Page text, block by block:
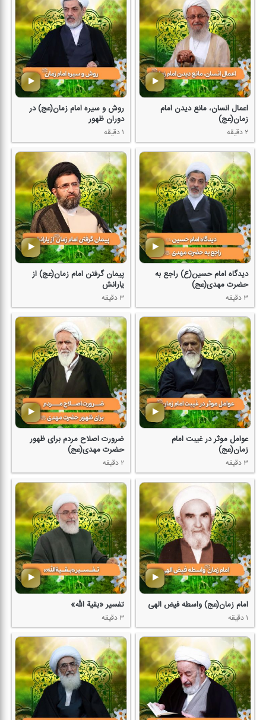
اعمال انسان، مانع دیدن امام
زمان(عج)
۲ دقیقه
روش و سیره امام زمان(عج) در
دوران ظهور
۱ دقیقه
دیدگاه امام حسین(ع) راجع به
حضرت مهدی(عج)
۳ دقیقه
پیمان گرفتن امام زمان(عج) از
یارانش
۳ دقیقه
عوامل موثر در غیبت امام
زمان(عج)
۳ دقیقه
ضرورت اصلاح مردم برای ظهور
حضرت مهدی(عج)
۲ دقیقه
امام زمان(عج) واسطه فیض الهی
۱ دقیقه
تفسیر «بقیة الله»
۳ دقیقه